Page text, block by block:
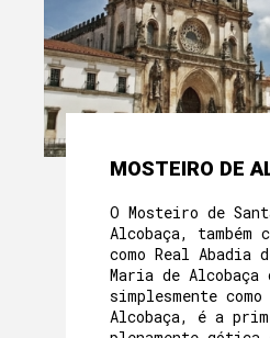
MOSTEIRO DE
O Mosteiro de
Alcobaça, também
como Real Abadia
Maria de Alcobaça
simplesmente
Alcobaça, é a